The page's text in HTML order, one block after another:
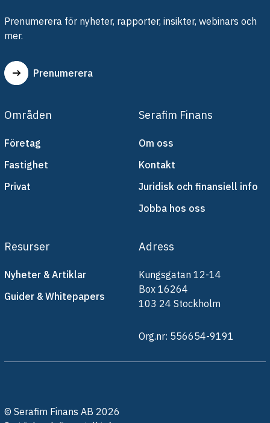
Prenumerera för nyheter, rapporter, insikter, webinars och
mer.
Prenumerera
Områden
Företag
Fastighet
Privat
Serafim Finans
Om oss
Kontakt
Juridisk och finansiell info
Jobba hos oss
Resurser
Nyheter & Artiklar
Guider & Whitepapers
Adress
Kungsgatan 12-14
Box 16264
103 24 Stockholm
Org.nr: 556654-9191
© Serafim Finans AB 2026